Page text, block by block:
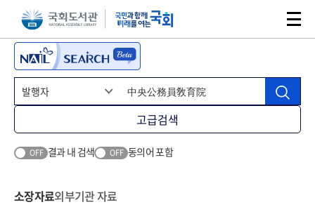
본문 바로가기주메뉴 바로가기
고급검색
OFF 결과 내 검색 OFF 동의어 포함
소장자료외부기관 자료